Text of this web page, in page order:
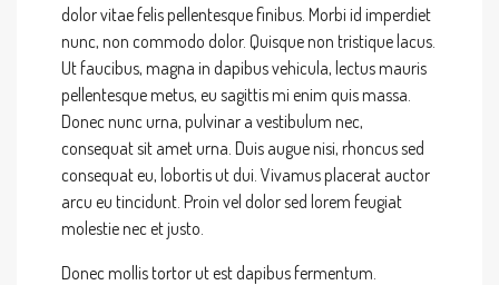
dolor vitae felis pellentesque finibus. Morbi id imperdiet
nunc, non commodo dolor. Quisque non tristique lacus.
Ut faucibus, magna in dapibus vehicula, lectus mauris
pellentesque metus, eu sagittis mi enim quis massa.
Donec nunc urna, pulvinar a vestibulum nec,
consequat sit amet urna. Duis augue nisi, rhoncus sed
consequat eu, lobortis ut dui. Vivamus placerat auctor
arcu eu tincidunt. Proin vel dolor sed lorem feugiat
molestie nec et justo.
Donec mollis tortor ut est dapibus fermentum.